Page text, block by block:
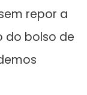
repor a
do bolso de